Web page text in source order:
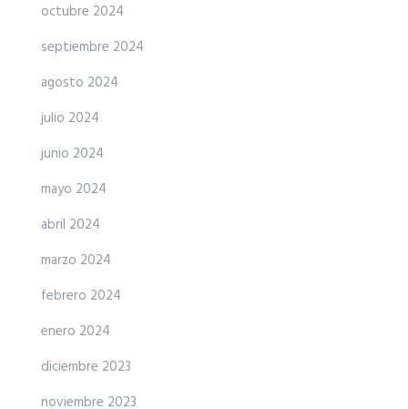
octubre 2024
septiembre 2024
agosto 2024
julio 2024
junio 2024
mayo 2024
abril 2024
marzo 2024
febrero 2024
enero 2024
diciembre 2023
noviembre 2023